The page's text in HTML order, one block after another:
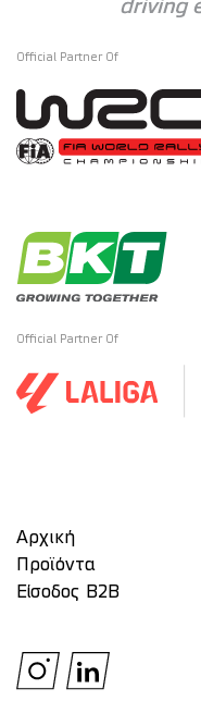
Official Partner Of
Official Partner Of
Αρχική
Προϊόντα
Είσοδος Β2Β